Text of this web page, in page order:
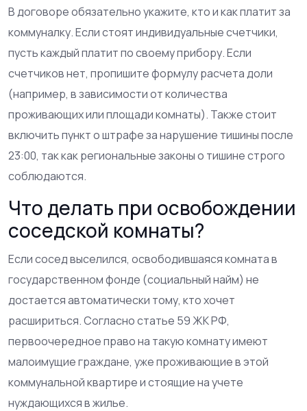
В договоре обязательно укажите, кто и как платит за
коммуналку. Если стоят индивидуальные счетчики,
пусть каждый платит по своему прибору. Если
счетчиков нет, пропишите формулу расчета доли
(например, в зависимости от количества
проживающих или площади комнаты). Также стоит
включить пункт о штрафе за нарушение тишины после
23:00, так как региональные законы о тишине строго
соблюдаются.
Что делать при освобождении
соседской комнаты?
Если сосед выселился, освободившаяся комната в
государственном фонде (социальный найм) не
достается автоматически тому, кто хочет
расшириться. Согласно статье 59 ЖК РФ,
первоочередное право на такую комнату имеют
малоимущие граждане, уже проживающие в этой
коммунальной квартире и стоящие на учете
нуждающихся в жилье.